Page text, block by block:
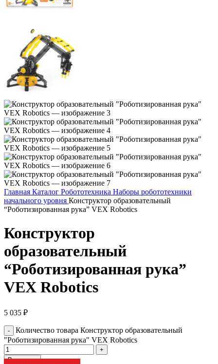
Главная Каталог Робототехника Наборы робототехники
начального уровня Конструктор образовательный
“Роботизированная рука” VEX Robotics
Конструктор
образовательный
“Роботизированная рука”
VEX Robotics
5 035 ₽
Количество товара Конструктор образовательный
"Роботизированная рука" VEX Robotics
В корзину